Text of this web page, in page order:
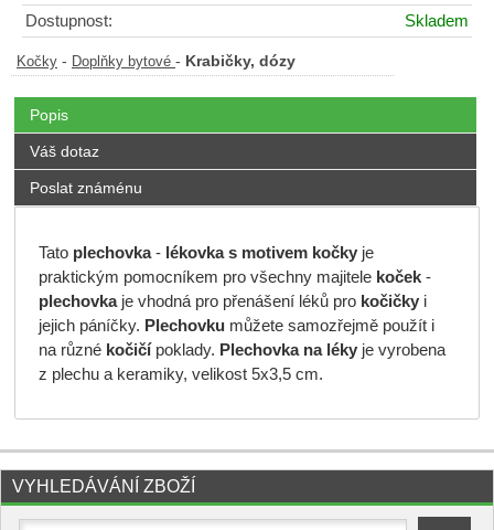
Dostupnost: Skladem
Kočky - Doplňky bytové - Krabičky, dózy
Popis
Váš dotaz
Poslat známénu
Tato plechovka- lékovka s motivem kočkyje
praktickým pomocníkem pro všechny majitele koček-
plechovkaje vhodná pro přenášení léků pro kočičkyi
jejich páníčky. Plechovkumůžete samozřejmě použít i
na různé kočičípoklady. Plechovka na lékyje vyrobena
z plechu a keramiky, velikost 5x3,5 cm.
VYHLEDÁVÁNÍ ZBOŽÍ